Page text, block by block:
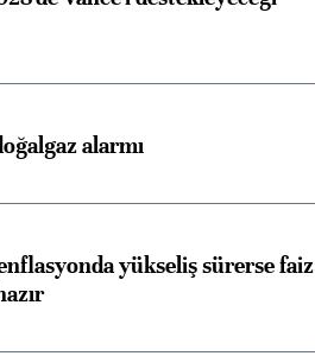
alarmı
yükseliş sürerse faiz